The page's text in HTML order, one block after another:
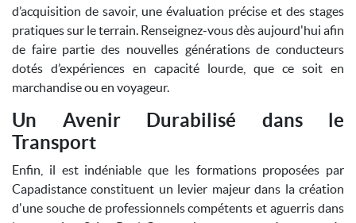
d’acquisition de savoir, une évaluation précise et des stages
pratiques sur le terrain. Renseignez-vous dès aujourd'hui afin
de faire partie des nouvelles générations de conducteurs
dotés d’expériences en capacité lourde, que ce soit en
marchandise ou en voyageur.
Un Avenir Durabilisé dans le
Transport
Enfin, il est indéniable que les formations proposées par
Capadistance constituent un levier majeur dans la création
d'une souche de professionnels compétents et aguerris dans